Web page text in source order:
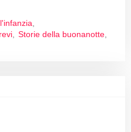
Storie della buonanotte